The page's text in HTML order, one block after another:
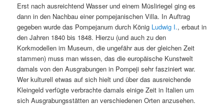
Erst nach ausreichtend Wasser und einem Müsliriegel ging es
dann in den Nachbau einer pompejanischen Villa. In Auftrag
gegeben wurde das Pompejanum durch König Ludwig I., erbaut in
den Jahren 1840 bis 1848. Hierzu (und auch zu den
Korkmodellen im Museum, die ungefähr aus der gleichen Zeit
stammen) muss man wissen, das die europäische Kunstwelt
damals von den Ausgrabungen in Pompeji sehr fasziniert war.
Wer kulturell etwas auf sich hielt und über das ausreichende
Kleingeld verfügte verbrachte damals einige Zeit in Italien um
sich Ausgrabungsstätten an verschiedenen Orten anzusehen.